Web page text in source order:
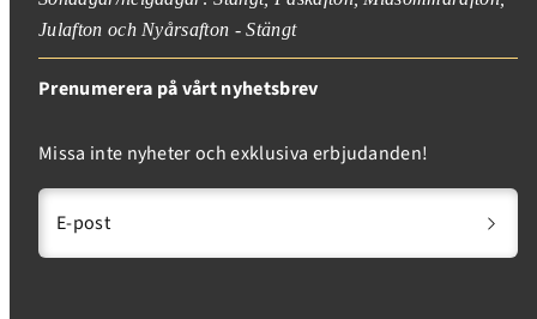
Julafton och Nyårsafton - Stängt
Prenumerera på vårt nyhetsbrev
Missa inte nyheter och exklusiva erbjudanden!
E-post